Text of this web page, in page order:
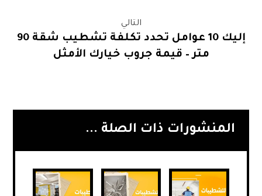
التالي
إليك 10 عوامل تحدد تكلفة تشطيب شقة 90
متر – قيمة جروب خيارك الأمثل
المنشورات ذات الصلة ...